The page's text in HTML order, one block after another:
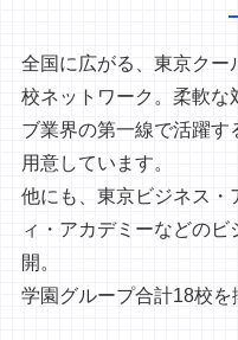
全国に広がる、東京クー
校ネットワーク。柔軟な
ブ業界の第一線で活躍す
用意しています。
他にも、東京ビジネス・
ィ・アカデミーなどの
開。
学園グループ合計18校を